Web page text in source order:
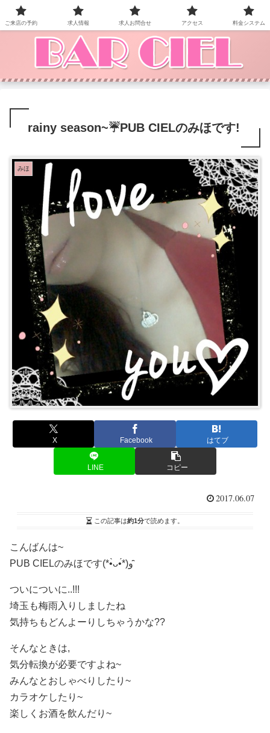
BAR CIEL！ご来店お待ちしています。
rainy season~☔PUB CIELのみほです!
みほ
X Facebook はてブ
LINE コピー
2017.06.07
この記事は約1分で読めます。
こんばんは~
PUB CIELのみほです(*•̀ᴗ•́*)و ̑̑
ついについに..!!!
埼玉も梅雨入りしましたね
気持ちもどんよーりしちゃうかな??
そんなときは,
気分転換が必要ですよね~
みんなとおしゃべりしたり~
カラオケしたり~
楽しくお酒を飲んだり~
ご来店の予約 求人情報 求人お問合せ アクセス 料金システム